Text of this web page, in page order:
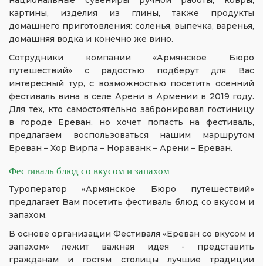
картины, изделия из глины, также продукты
домашнего приготовления: соленья, выпечка, варенья,
домашняя водка и конечно же вино.
Сотрудники компании «Армянское Бюро
путешествий» с радостью подберут для Вас
интересный тур, с возможностью посетить осенний
фестиваль вина в селе Арени в Армении в 2019 году.
Для тех, кто самостоятельно забронировал гостиницу
в городе Ереван, но хочет попасть на фестиваль,
предлагаем воспользоваться нашим маршрутом
Ереван – Хор Вирпа – Нораванк – Арени – Ереван.
Фестиваль блюд со вкусом и запахом
Туроператор «Армянское Бюро путешествий»
предлагает Вам посетить фестиваль блюд со вкусом и
запахом.
В основе организации Фестиваля «Ереван со вкусом и
запахом» лежит важная идея - представить
гражданам и гостям столицы лучшие традиции